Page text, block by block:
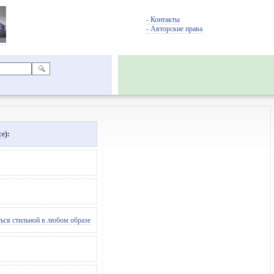
- Контакты
- Авторские права
):
стильной в любом образе